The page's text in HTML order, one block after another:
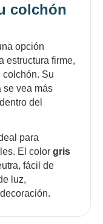
colchón
opción
estructura firme,
colchón. Su
se vea más
del
para
El color gris
fácil de
luz,